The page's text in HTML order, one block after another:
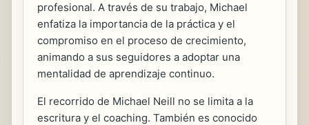
profesional. A través de su trabajo, Michael
enfatiza la importancia de la práctica y el
compromiso en el proceso de crecimiento,
animando a sus seguidores a adoptar una
mentalidad de aprendizaje continuo.
El recorrido de Michael Neill no se limita a la
escritura y el coaching. También es conocido